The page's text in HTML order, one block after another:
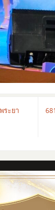
ระยา